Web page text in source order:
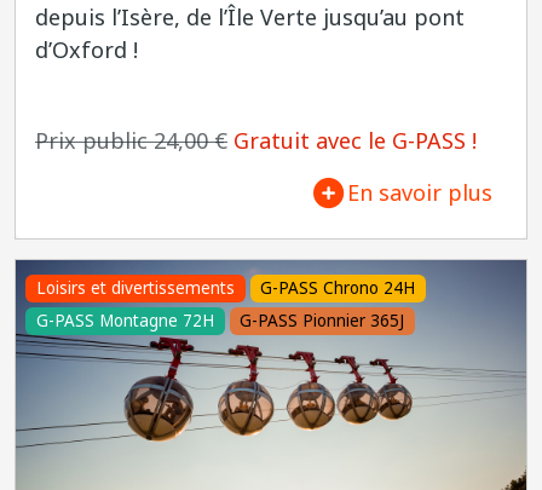
depuis l’Isère, de l’Île Verte jusqu’au pont
d’Oxford !
Prix public 24,00 € Gratuit avec le G-PASS !
En savoir plus
Loisirs et divertissements
G-PASS Chrono 24H
G-PASS Montagne 72H
G-PASS Pionnier 365J